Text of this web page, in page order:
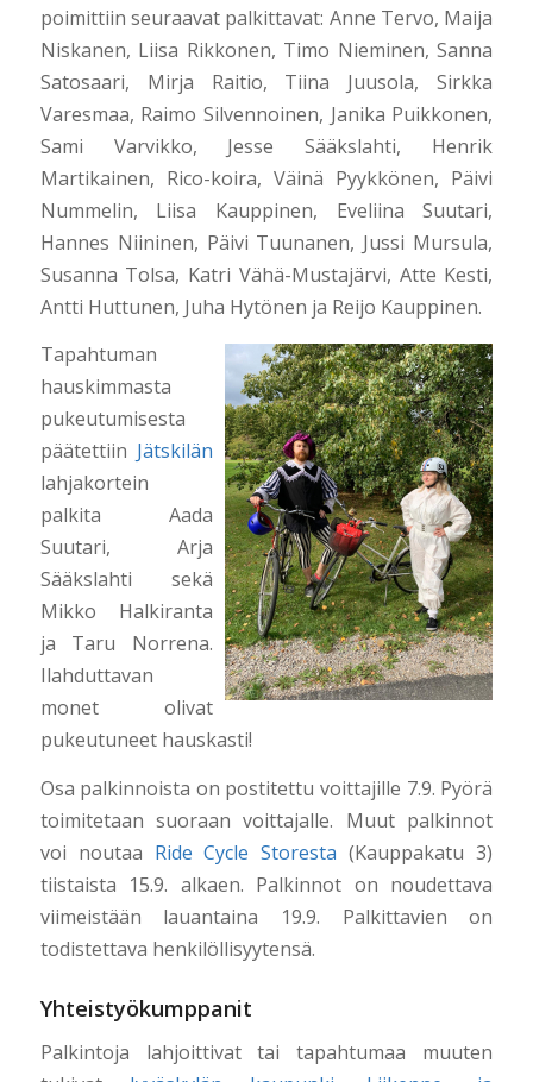
poimittiin seuraavat palkittavat: Anne Tervo, Maija
Niskanen, Liisa Rikkonen, Timo Nieminen, Sanna
Satosaari, Mirja Raitio, Tiina Juusola, Sirkka
Varesmaa, Raimo Silvennoinen, Janika Puikkonen,
Sami Varvikko, Jesse Sääkslahti, Henrik
Martikainen, Rico-koira, Väinä Pyykkönen, Päivi
Nummelin, Liisa Kauppinen, Eveliina Suutari,
Hannes Niininen, Päivi Tuunanen, Jussi Mursula,
Susanna Tolsa, Katri Vähä-Mustajärvi, Atte Kesti,
Antti Huttunen, Juha Hytönen ja Reijo Kauppinen.
Tapahtuman
hauskimmasta
pukeutumisesta
päätettiin Jätskilän
lahjakortein
palkita Aada
Suutari, Arja
Sääkslahti sekä
Mikko Halkiranta
ja Taru Norrena.
Ilahduttavan
monet olivat
pukeutuneet hauskasti!
Osa palkinnoista on postitettu voittajille 7.9. Pyörä
toimitetaan suoraan voittajalle. Muut palkinnot
voi noutaa Ride Cycle Storesta (Kauppakatu 3)
tiistaista 15.9. alkaen. Palkinnot on noudettava
viimeistään lauantaina 19.9. Palkittavien on
todistettava henkilöllisyytensä.
Yhteistyökumppanit
Palkintoja lahjoittivat tai tapahtumaa muuten